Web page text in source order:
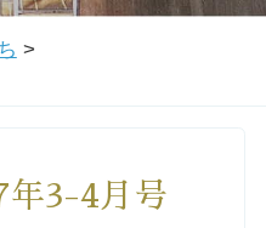
>
年3-4月号